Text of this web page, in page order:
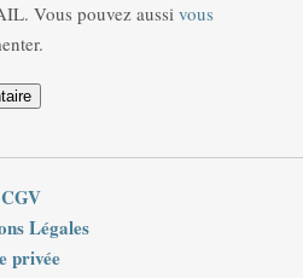
Vous pouvez aussi vous
CGV
Légales
privée